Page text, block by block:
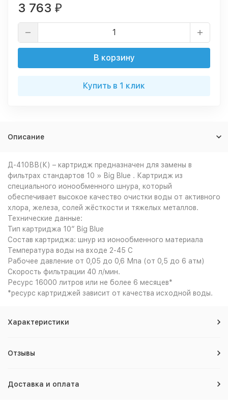
3 763 ₽
В корзину
Купить в 1 клик
Описание
Д-410ВВ(К) – картридж предназначен для замены в
фильтрах стандартов 10 » Big Blue . Картридж из
специального ионообменного шнура, который
обеспечивает высокое качество очистки воды от активного
хлора, железа, солей жёсткости и тяжелых металлов.
Технические данные:
Тип картриджа 10″ Big Blue
Состав картриджа: шнур из ионообменного материала
Температура воды на входе 2-45 С
Рабочее давление от 0,05 до 0,6 Мпа (от 0,5 до 6 атм)
Скорость фильтрации 40 л/мин.
Ресурс 16000 литров или не более 6 месяцев*
*ресурс картриджей зависит от качества исходной воды.
Характеристики
Отзывы
Доставка и оплата